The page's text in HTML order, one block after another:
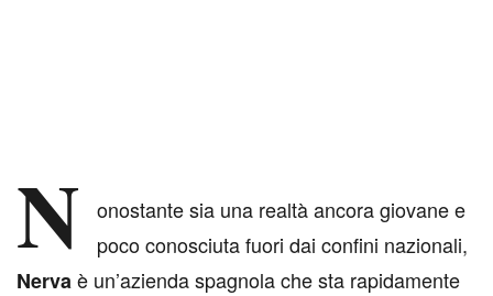
N
onostante sia una realtà ancora giovane e
poco conosciuta fuori dai confini nazionali,
Nervaè un’azienda spagnola che sta rapidamente